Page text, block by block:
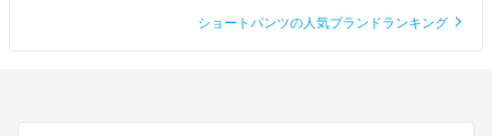
ショートパンツの人気ブランドランキング